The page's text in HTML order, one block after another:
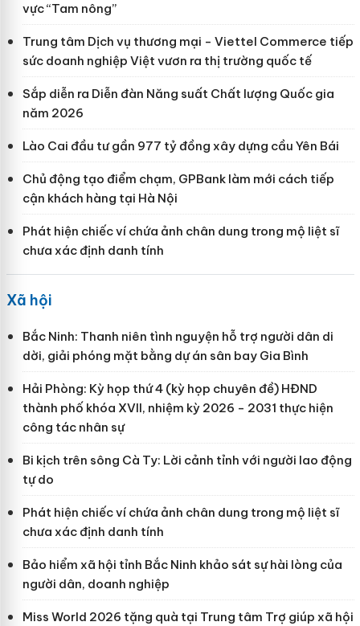
vực “Tam nông”
Trung tâm Dịch vụ thương mại - Viettel Commerce tiếp
sức doanh nghiệp Việt vươn ra thị trường quốc tế
Sắp diễn ra Diễn đàn Năng suất Chất lượng Quốc gia
năm 2026
Lào Cai đầu tư gần 977 tỷ đồng xây dựng cầu Yên Bái
Chủ động tạo điểm chạm, GPBank làm mới cách tiếp
cận khách hàng tại Hà Nội
Phát hiện chiếc ví chứa ảnh chân dung trong mộ liệt sĩ
chưa xác định danh tính
Xã hội
Bắc Ninh: Thanh niên tình nguyện hỗ trợ người dân di
dời, giải phóng mặt bằng dự án sân bay Gia Bình
Hải Phòng: Kỳ họp thứ 4 (kỳ họp chuyên đề) HĐND
thành phố khóa XVII, nhiệm kỳ 2026 - 2031 thực hiện
công tác nhân sự
Bi kịch trên sông Cà Ty: Lời cảnh tỉnh với người lao động
tự do
Phát hiện chiếc ví chứa ảnh chân dung trong mộ liệt sĩ
chưa xác định danh tính
Bảo hiểm xã hội tỉnh Bắc Ninh khảo sát sự hài lòng của
người dân, doanh nghiệp
Miss World 2026 tặng quà tại Trung tâm Trợ giúp xã hội